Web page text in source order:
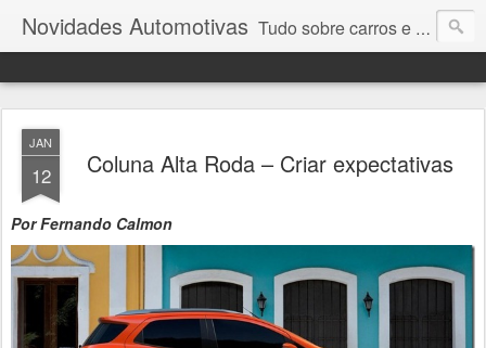
Novidades Automotivas Tudo sobre carros e motores
JAN
12 Coluna Alta Roda – Criar expectativas
Por Fernando Calmon